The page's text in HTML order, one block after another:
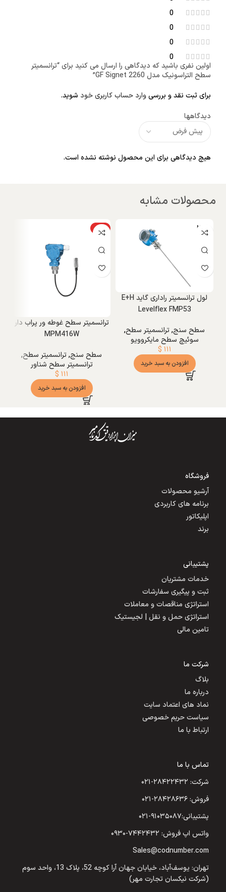
0
0
0
0
دیدگاهها
هیچ دیدگاهی برای این محصول نوشته نشده است.
اولین نفری باشید که دیدگاهی را ارسال می کنید برای “ترانسمیتر
سطح التراسونیک مدل GF Signet 2260”
برای ثبت نقد و بررسیوارد حساب کاربری خود شوید.
محصولات مشابه
NEW
لول ترانسمیتر راداری گاید E+H
Levelflex FMP53
سطح سنج,ترانسمیتر سطح,
سوئیچ سطح مایکروویو
$ ۱۱۱
افزودن به سبد خرید
ویژه
ترانسمیتر سطح غوطه ور پراب دار
MPM416W
سطح سنج,ترانسمیتر سطح,
ترانسمیتر سطح شناور
$ ۱۱۱
افزودن به سبد خرید
فروشگاه
آرشیو محصولات
برنامه های کاربردی
اپلیکاتور
برند
پشتیبانی
خدمات مشتریان
ثبت و پیگیری سفارشات
استراتژی مناقصات و معاملات
استراتژی حمل و نقل | لجیستیک
تامین مالی
شرکت ما
بلاگ
درباره ما
نماد های اعتماد سایت
سیاست حریم خصوصی
ارتباط با ما
تماس با ما
شرکت: ۲۸۴۲۲۴۳۲-۰۲۱
فروش: ۲۸۴۲۸۶۳۶-۰۲۱
پشتیبانی:۹۱۰۳۵۰۸۷-۰۲۱
واتس اپ فروش: ۷۴۴۲۴۳۲-۰۹۳۰
Sales@codnumber.com
تهران: یوسف‌آباد، خیابان جهان آرا کوچه 52، پلاک 13، واحد سوم
(شرکت نیکسان تجارت مهر)